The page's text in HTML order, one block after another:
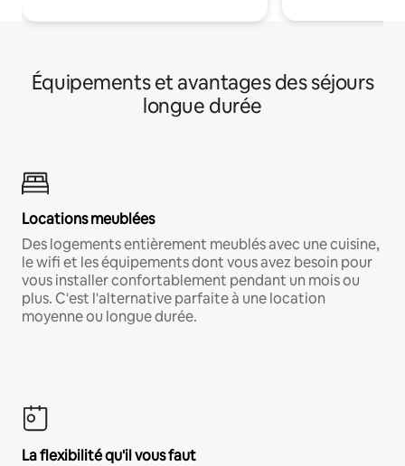
Équipements et avantages des séjours
longue durée
Locations meublées
Des logements entièrement meublés avec une cuisine,
le wifi et les équipements dont vous avez besoin pour
vous installer confortablement pendant un mois ou
plus. C'est l'alternative parfaite à une location
moyenne ou longue durée.
La flexibilité qu'il vous faut